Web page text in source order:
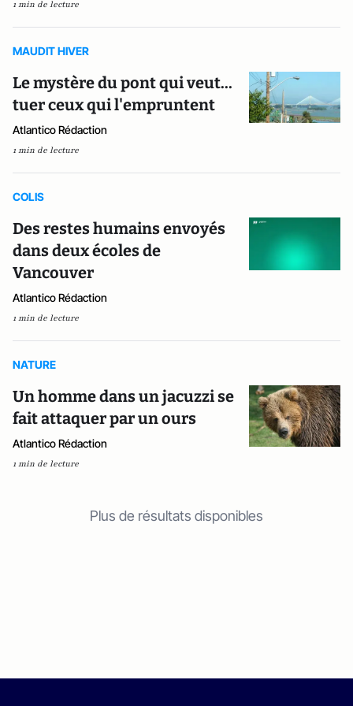
1 min de lecture
MAUDIT HIVER
Le mystère du pont qui veut...
tuer ceux qui l'empruntent
Atlantico Rédaction
1 min de lecture
COLIS
Des restes humains envoyés
dans deux écoles de
Vancouver
Atlantico Rédaction
1 min de lecture
NATURE
Un homme dans un jacuzzi se
fait attaquer par un ours
Atlantico Rédaction
1 min de lecture
Plus de résultats disponibles